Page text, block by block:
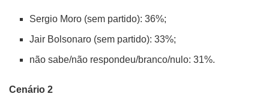
Sergio Moro (sem partido): 36%;
Jair Bolsonaro (sem partido): 33%;
não sabe/não respondeu/branco/nulo: 31%.
Cenário 2